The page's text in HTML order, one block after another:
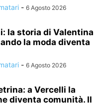
- 6 Agosto 2026
la storia di Valentina
la moda diventa
- 6 Agosto 2026
a Vercelli la
diventa comunità. Il